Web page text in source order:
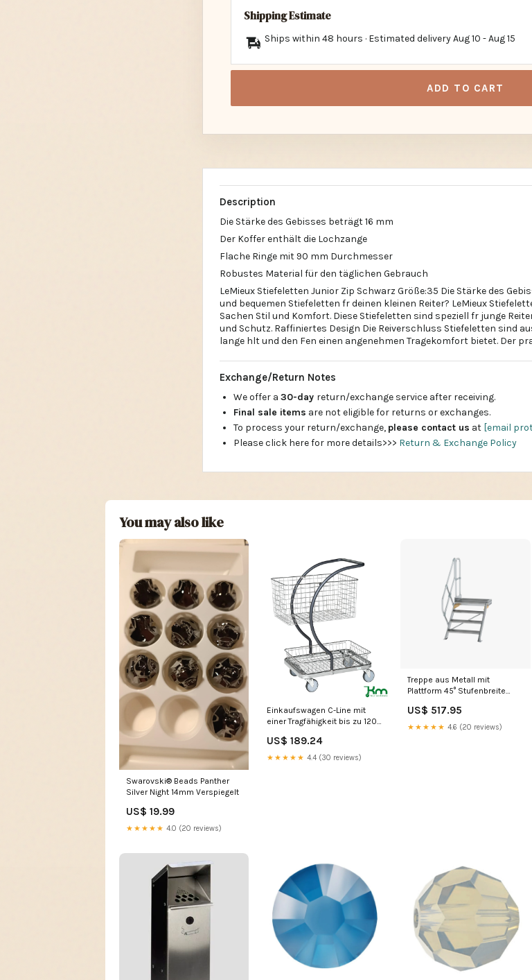
Shipping Estimate
Ships within 48 hours · Estimated deliveryAug 10 -Aug 15
ADD TO CART
Description
Die Stärke des Gebisses beträgt 16 mm
Der Koffer enthält die Lochzange
Flache Ringe mit 90 mm Durchmesser
Robustes Material für den täglichen Gebrauch
LeMieux Stiefeletten Junior Zip Schwarz Größe:35 Die Stärke des
und bequemen Stiefeletten fr deinen kleinen Reiter? LeMieux
Sachen Stil und Komfort. Diese Stiefeletten sind speziell fr junge
und Schutz. Raffiniertes Design Die Reiverschluss Stiefeletten sind
lange hlt und den Fen einen angenehmen Tragekomfort bietet. Der
Exchange/Return Notes
We offer a 30-day return/exchange service after receiving.
Final sale items are not eligible for returns or exchanges.
To process your return/exchange, please contact us at [email
Please click here for more details>>> Return & Exchange Policy
You may also like
Swarovski® Beads Panther
Silver Night 14mm Verspiegelt
US$ 19.99
★★★★★ 4.0 (20 reviews)
Einkaufswagen C-Line mit
einer Tragfähigkeit bis zu 120
US$ 189.24
★★★★★ 4.4 (30 reviews)
Treppe aus Metall mit
Plattform 45° Stufenbreite
US$ 517.95
★★★★★ 4.6 (20 reviews)